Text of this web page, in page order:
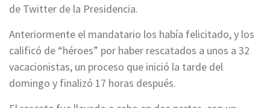
de Twitter de la Presidencia.
Anteriormente el mandatario los había felicitado, y los
calificó de “héroes” por haber rescatados a unos a 32
vacacionistas, un proceso que inició la tarde del
domingo y finalizó 17 horas después.